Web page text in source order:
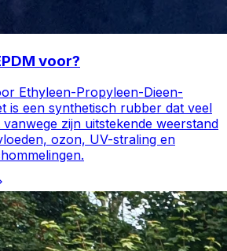
voor?
Ethyleen-Propyleen-Dieen-
is een synthetisch rubber dat veel
zijn uitstekende weerstand
ozon, UV-straling en